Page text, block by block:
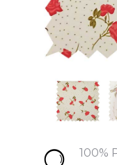
100%
Datos